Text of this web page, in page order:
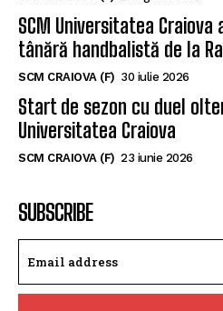
SCM Universitatea
tânără handbalistă de la
SCM CRAIOVA (F) 30 iulie 2026
Start de sezon cu duel
Universitatea Craiova
SCM CRAIOVA (F) 23 iunie 2026
SUBSCRIBE